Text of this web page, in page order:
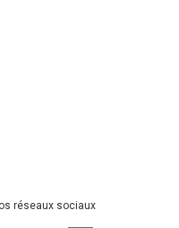
réseaux sociaux